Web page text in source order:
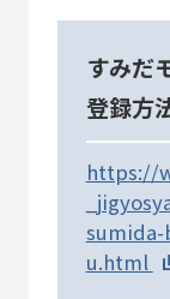
すみだ
登録方
https://
u.html